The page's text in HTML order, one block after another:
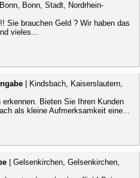
Bonn, Bonn, Stadt, Nordrhein-
Sie brauchen Geld ? Wir haben das
vieles...
| Kindsbach, Kaiserslautern,
Bieten Sie Ihren Kunden
als kleine Aufmerksamkeit eine...
| Gelsenkirchen, Gelsenkirchen,